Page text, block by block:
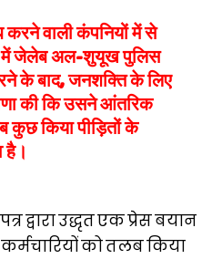
वाली कंपनियों में से
में जेलेब अल-शुयूख पुलिस
के बाद, जनशक्ति के लिए
की कि उसने आंतरिक
किया पीड़ितों के
है।
द्वारा उद्धृत एक प्रेस बयान
को तलब किया